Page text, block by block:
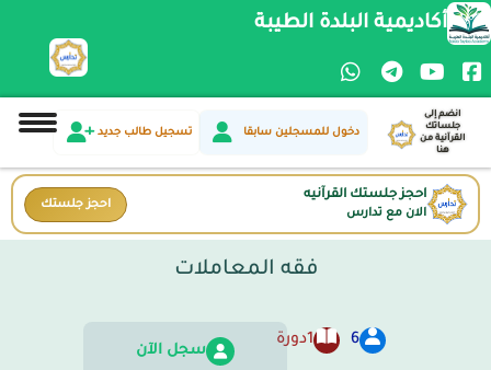
أكاديمية البلدة الطيبة
دخول للمسجلين سابقا تسجيل طالب جديد
انضم إلى
جلساتك
القرآنية من
هنا
احجز جلستك القرآنيه
الان مع تدارس
احجز جلستك
فقه المعاملات
6
1دورة
سجل الآن